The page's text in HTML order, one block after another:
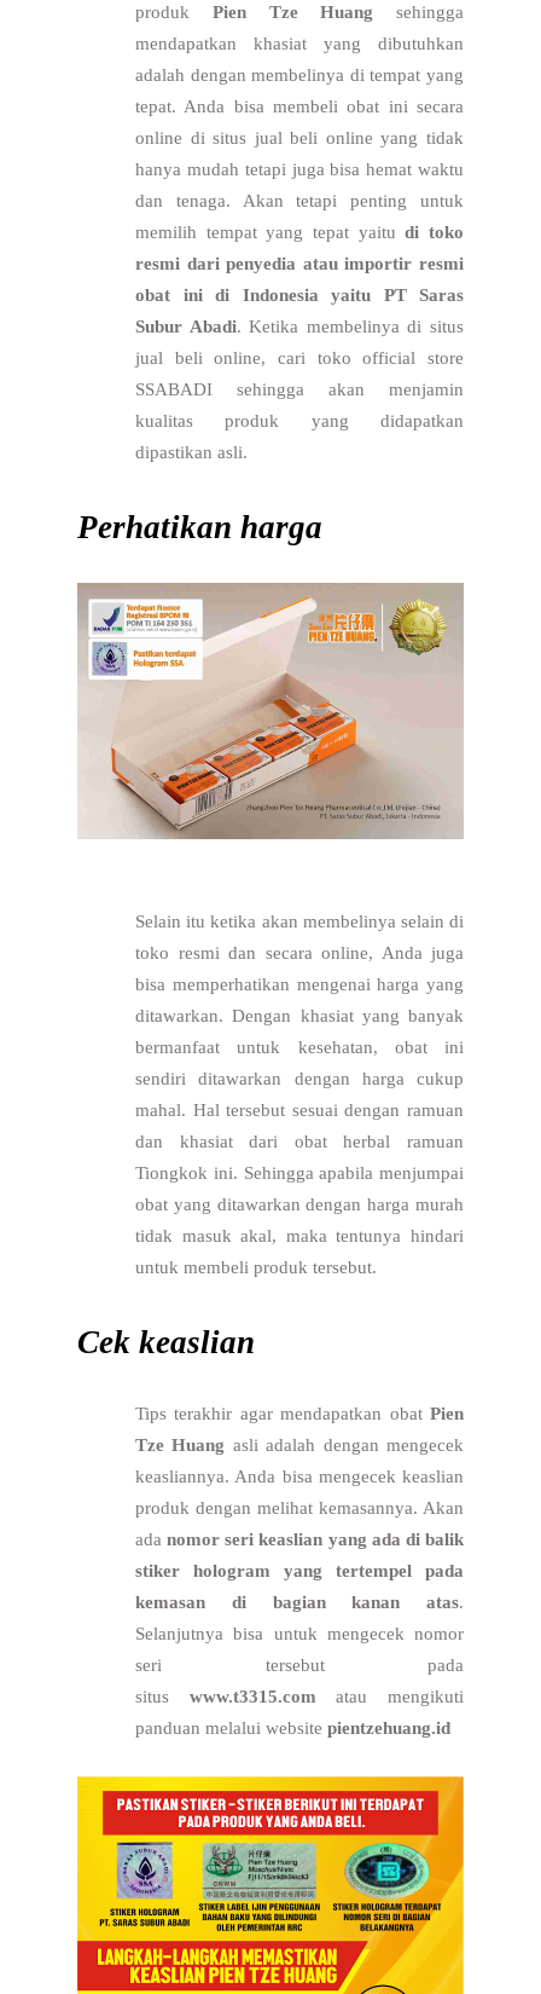
produk Pien Tze Huang
sehingga
mendapatkan khasiat yang dibutuhkan
adalah dengan membelinya di tempat yang
tepat. Anda bisa membeli obat ini secara
online di situs jual beli online yang tidak
hanya mudah tetapi juga bisa hemat waktu
dan tenaga. Akan tetapi penting untuk
memilih tempat yang tepat yaitudi toko
resmi dari penyedia atau importir resmi
obat ini di Indonesia yaitu PT Saras
Subur Abadi. Ketika membelinya di situs
jual beli online, cari toko official store
SSABADI sehingga akan menjamin
kualitas produk yang didapatkan
dipastikan asli.
Perhatikan harga
Selain itu ketika akan membelinya selain di
toko resmi dan secara online, Anda juga
bisa memperhatikan mengenai harga yang
ditawarkan. Dengan khasiat yang banyak
bermanfaat untuk kesehatan, obat ini
sendiri ditawarkan dengan harga cukup
mahal. Hal tersebut sesuai dengan ramuan
dan khasiat dari obat herbal ramuan
Tiongkok ini. Sehingga apabila menjumpai
obat yang ditawarkan dengan harga murah
tidak masuk akal, maka tentunya hindari
untuk membeli produk tersebut.
Cek keaslian
Tips terakhir agar mendapatkan obat Pien
Tze Huang asli adalah dengan mengecek
keasliannya. Anda bisa mengecek keaslian
produk dengan melihat kemasannya. Akan
adanomor seri keaslian yang ada di balik
stiker hologram yang tertempel pada
kemasan di bagian kanan atas.
Selanjutnya bisa untuk mengecek nomor
seri tersebut pada
situs www.t3315.com atau mengikuti
panduan melalui website pientzehuang.id